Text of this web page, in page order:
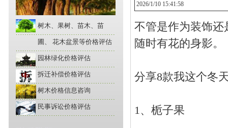
树木、果树、苗木、苗
圃、 花木盆景等价格评估
园林绿化价格评估
拆迁补偿价格评估
树木价格信息咨询
民事诉讼价格评估
2026/1/10 15:41:58
不管是作为装饰
随时有花的身影。
分享8款我这个冬
1、栀子果